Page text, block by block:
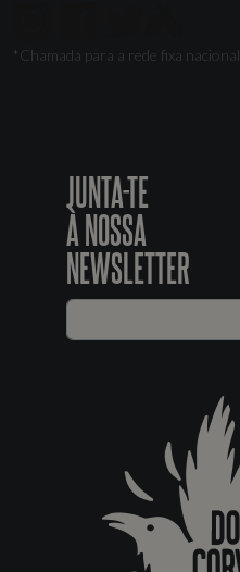
*Chamada para a rede fixa nacional
JUNTA-TE
À NOSSA
NEWSLETTER